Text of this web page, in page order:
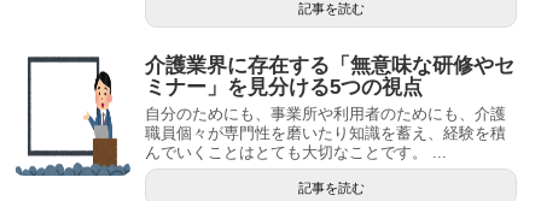
記事を読む
介護業界に存在する「無意味な研修やセ
ミナー」を見分ける5つの視点
自分のためにも、事業所や利用者のためにも、介護
職員個々が専門性を磨いたり知識を蓄え、経験を積
んでいくことはとても大切なことです。 ...
記事を読む